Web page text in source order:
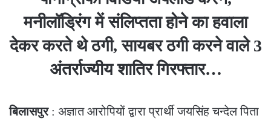
मनीलॉड्रिंग में संलिप्तता होने का हवाला
देकर करते थे ठगी, सायबर ठगी करने वाले 3
अंतर्राज्यीय शातिर गिरफ्तार…
बिलासपुर: अज्ञात आरोपियों द्वारा प्रार्थी जयसिंह चन्देल पिता